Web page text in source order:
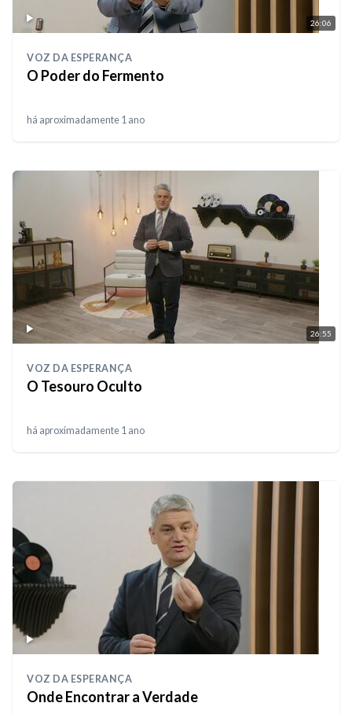
26:06
VOZ DA ESPERANÇA
O Poder do Fermento
há aproximadamente 1 ano
26:55
VOZ DA ESPERANÇA
O Tesouro Oculto
há aproximadamente 1 ano
VOZ DA ESPERANÇA
Onde Encontrar a Verdade